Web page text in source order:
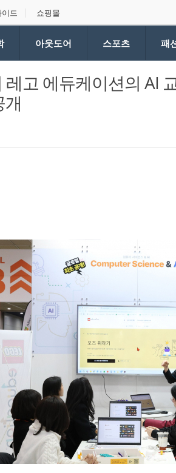
드 쇼핑몰
아웃도어 스포츠 패
고 에듀케이션의 AI
개